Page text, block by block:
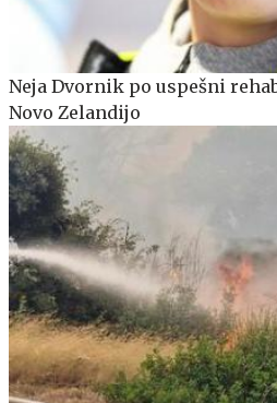
Neja Dvornik po uspešni
Novo Zelandijo